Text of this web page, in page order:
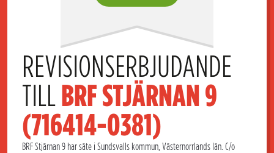
REVISIONSERBJUDANDE
TILL BRF STJÄRNAN 9
(716414-0381)
BRF Stjärnan 9 har säte i Sundsvalls kommun, Västernorrlands län. C/o